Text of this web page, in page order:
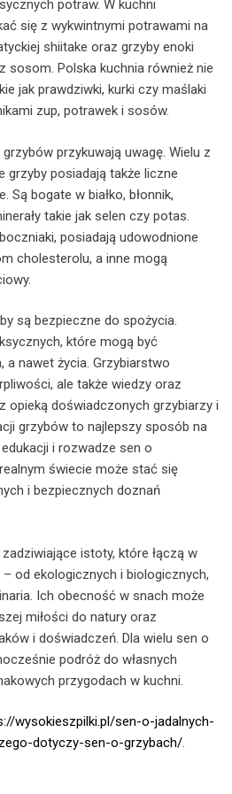
potraw. W kuchni
się z wykwintnymi potrawami na
shiitake oraz grzyby enoki
sosom. Polska kuchnia również nie
jak prawdziwki, kurki czy maślaki
zup, potrawek i sosów.
przykuwają uwagę. Wielu z
grzyby posiadają także liczne
Są bogate w białko, błonnik,
takie jak selen czy potas.
posiadają udowodnione
cholesterolu, a inne mogą
są bezpieczne do spożycia.
które mogą być
a nawet życia. Grzybiarstwo
ale także wiedzy oraz
opieką doświadczonych grzybiarzy i
grzybów to najlepszy sposób na
i rozwadze sen o
świecie może stać się
i bezpiecznych doznań
istoty, które łączą w
od ekologicznych i biologicznych,
Ich obecność w snach może
miłości do natury oraz
i doświadczeń. Dla wielu sen o
podróż do własnych
przygodach w kuchni.
wysokieszpilki.pl/sen-o-jadalnych-
dotyczy-sen-o-grzybach/.